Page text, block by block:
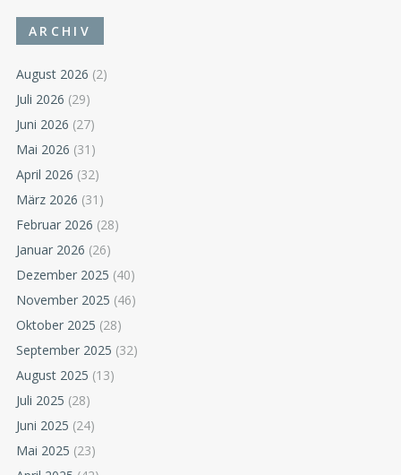
ARCHIV
August 2026 (2)
Juli 2026 (29)
Juni 2026 (27)
Mai 2026 (31)
April 2026 (32)
März 2026 (31)
Februar 2026 (28)
Januar 2026 (26)
Dezember 2025 (40)
November 2025 (46)
Oktober 2025 (28)
September 2025 (32)
August 2025 (13)
Juli 2025 (28)
Juni 2025 (24)
Mai 2025 (23)